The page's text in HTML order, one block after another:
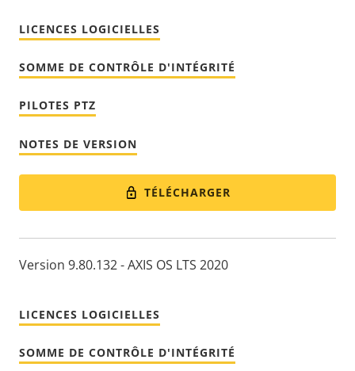
LICENCES LOGICIELLES
SOMME DE CONTRÔLE D'INTÉGRITÉ
PILOTES PTZ
NOTES DE VERSION
TÉLÉCHARGER
Version 9.80.132 - AXIS OS LTS 2020
LICENCES LOGICIELLES
SOMME DE CONTRÔLE D'INTÉGRITÉ